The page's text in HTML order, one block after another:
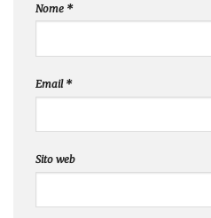
Nome *
Email *
Sito web